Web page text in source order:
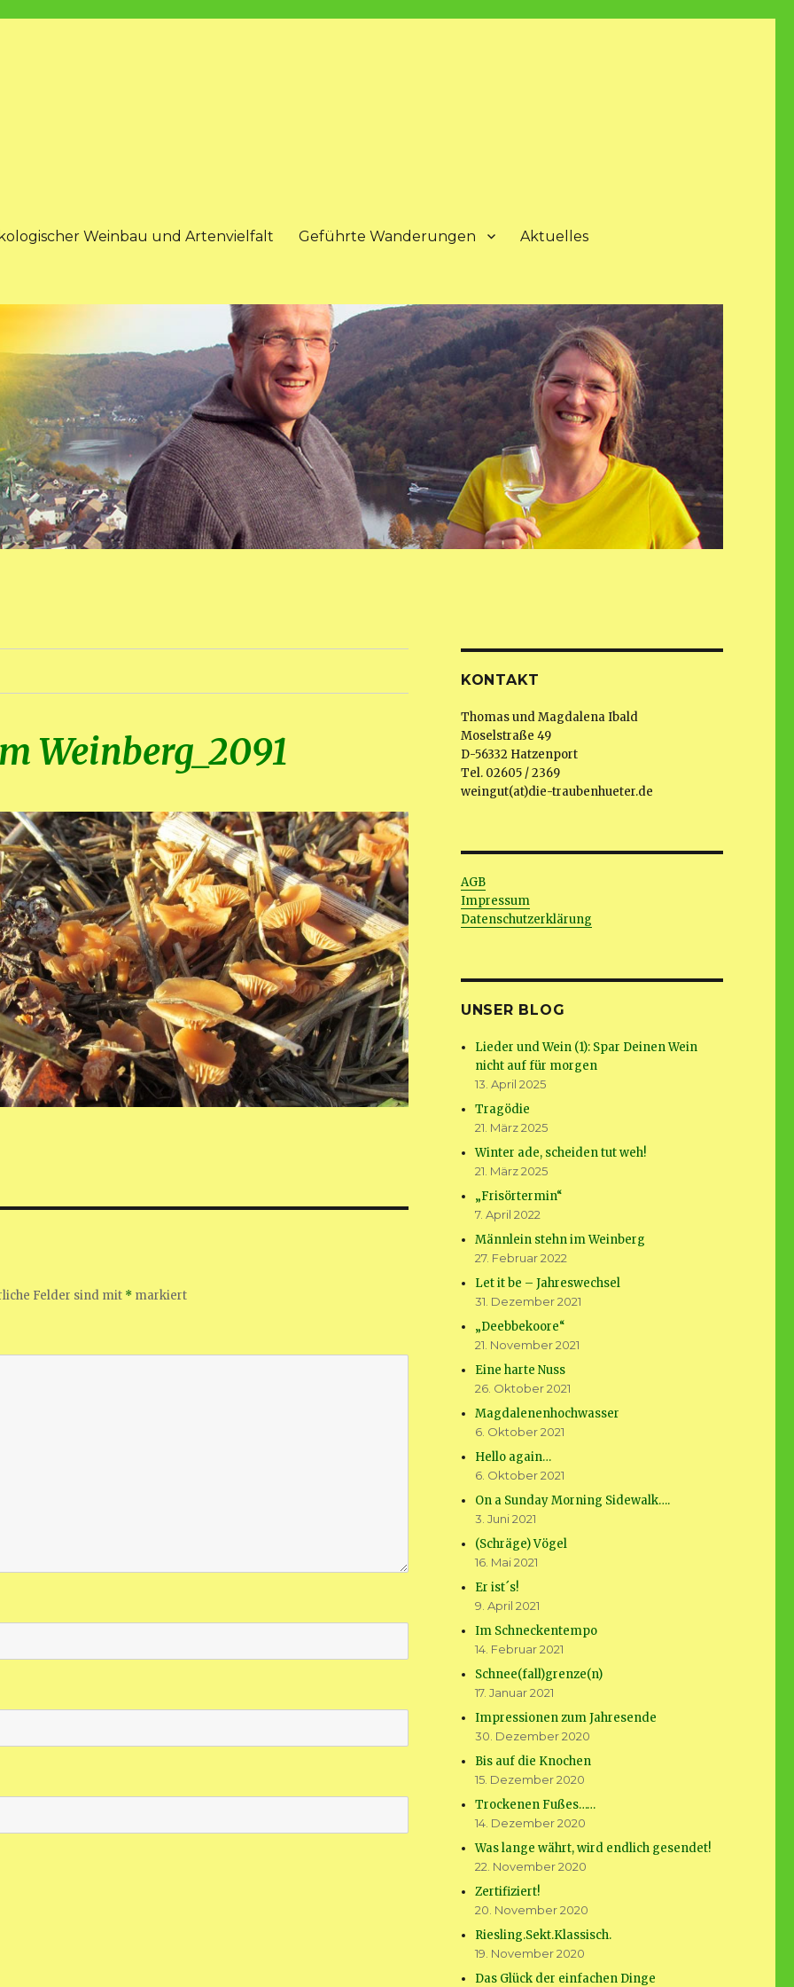
Weinbau und Artenvielfalt Geführte Wanderungen Aktuelles
Weinberg_2091
Felder sind mit * markiert
KONTAKT
Thomas und Magdalena Ibald
Moselstraße 49
D-56332 Hatzenport
Tel. 02605 / 2369
weingut(at)die-traubenhueter.de
AGB
Impressum
Datenschutzerklärung
UNSER BLOG
Lieder und Wein (1): Spar Deinen Wein
nicht auf für morgen
13. April 2025
Tragödie
21. März 2025
Winter ade, scheiden tut weh!
21. März 2025
„Frisörtermin“
7. April 2022
Männlein stehn im Weinberg
27. Februar 2022
Let it be – Jahreswechsel
31. Dezember 2021
„Deebbekoore“
21. November 2021
Eine harte Nuss
26. Oktober 2021
Magdalenenhochwasser
6. Oktober 2021
Hello again…
6. Oktober 2021
On a Sunday Morning Sidewalk….
3. Juni 2021
(Schräge) Vögel
16. Mai 2021
Er ist´s!
9. April 2021
Im Schneckentempo
14. Februar 2021
Schnee(fall)grenze(n)
17. Januar 2021
Impressionen zum Jahresende
30. Dezember 2020
Bis auf die Knochen
15. Dezember 2020
Trockenen Fußes……
14. Dezember 2020
Was lange währt, wird endlich gesendet!
22. November 2020
Zertifiziert!
20. November 2020
Riesling.Sekt.Klassisch.
19. November 2020
Das Glück der einfachen Dinge